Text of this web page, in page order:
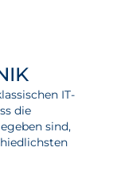
IT-
die
sind,